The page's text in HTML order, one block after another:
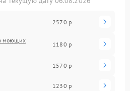
2570 р
моющих
1180 р
1570 р
1230 р